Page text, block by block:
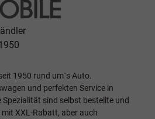
1950 rund um`s Auto.
und perfekten Service in
sind selbst bestellte und
XXL-Rabatt, aber auch